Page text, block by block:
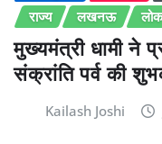
राज्य
लखनऊ
मुख्यमंत्री धामी ने
संक्रांति पर्व की
Kailash Joshi